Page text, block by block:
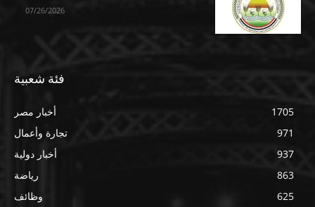
07/26/2026
فئة شعبية
أخبار مصر
1705
تجارة وأعمال
971
أخبار دولية
937
رياضة
863
وظائف
625